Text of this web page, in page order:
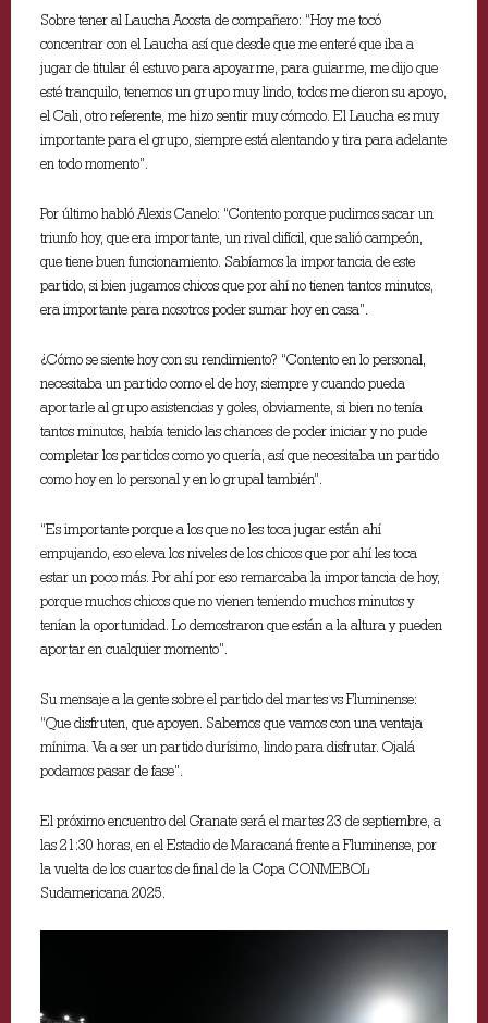
Sobre tener al Laucha Acosta de compañero: “Hoy me tocó
concentrar con el Laucha así que desde que me enteré que iba a
jugar de titular él estuvo para apoyarme, para guiarme, me dijo que
esté tranquilo, tenemos un grupo muy lindo, todos me dieron su apoyo,
el Cali, otro referente, me hizo sentir muy cómodo. El Laucha es muy
importante para el grupo, siempre está alentando y tira para adelante
en todo momento”.
Por último habló Alexis Canelo: “Contento porque pudimos sacar un
triunfo hoy, que era importante, un rival difícil, que salió campeón,
que tiene buen funcionamiento. Sabíamos la importancia de este
partido, si bien jugamos chicos que por ahí no tienen tantos minutos,
era importante para nosotros poder sumar hoy en casa”.
¿Cómo se siente hoy con su rendimiento? “Contento en lo personal,
necesitaba un partido como el de hoy, siempre y cuando pueda
aportarle al grupo asistencias y goles, obviamente, si bien no tenía
tantos minutos, había tenido las chances de poder iniciar y no pude
completar los partidos como yo quería, así que necesitaba un partido
como hoy en lo personal y en lo grupal también”.
“Es importante porque a los que no les toca jugar están ahí
empujando, eso eleva los niveles de los chicos que por ahí les toca
estar un poco más. Por ahí por eso remarcaba la importancia de hoy,
porque muchos chicos que no vienen teniendo muchos minutos y
tenían la oportunidad. Lo demostraron que están a la altura y pueden
aportar en cualquier momento”.
Su mensaje a la gente sobre el partido del martes vs Fluminense:
“Que disfruten, que apoyen. Sabemos que vamos con una ventaja
mínima. Va a ser un partido durísimo, lindo para disfrutar. Ojalá
podamos pasar de fase”.
El próximo encuentro del Granate será el martes 23 de septiembre, a
las 21:30 horas, en el Estadio de Maracaná frente a Fluminense, por
la vuelta de los cuartos de final de la Copa CONMEBOL
Sudamericana 2025.